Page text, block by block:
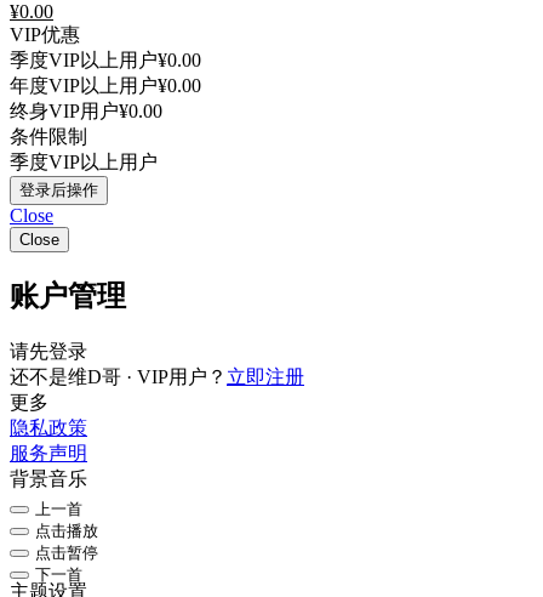
¥0.00
VIP优惠
季度VIP以上用户¥0.00
年度VIP以上用户¥0.00
终身VIP用户¥0.00
条件限制
季度VIP以上用户
登录后操作
Close
Close
账户管理
请先登录
还不是维D哥 · VIP用户？ 立即注册
更多
隐私政策
服务声明
背景音乐
上一首
点击播放
点击暂停
下一首
主题设置